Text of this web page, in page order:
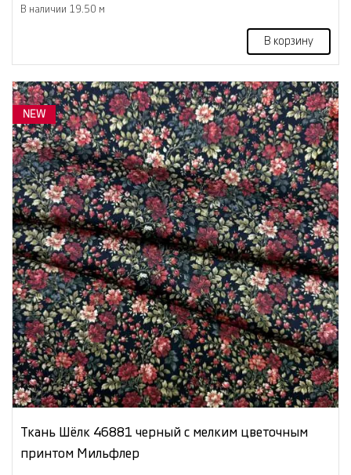
В наличии 19.50 м
В корзину
NEW
Ткань Шёлк 46881 черный с мелким цветочным
принтом Мильфлер